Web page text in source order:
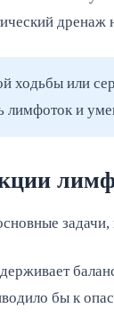
ходьбы или
лимфоток и
бы к